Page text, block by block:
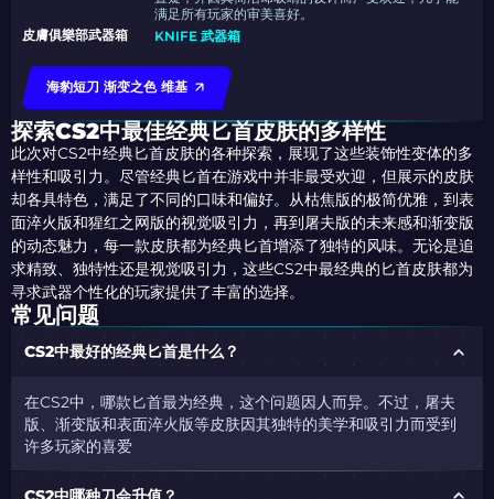
满足所有玩家的审美喜好。
皮膚俱樂部武器箱
KNIFE 武器箱
海豹短刀 渐变之色 维基
探索CS2中最佳经典匕首皮肤的多样性
此次对CS2中经典匕首皮肤的各种探索，展现了这些装饰性变体的多
样性和吸引力。尽管经典匕首在游戏中并非最受欢迎，但展示的皮肤
却各具特色，满足了不同的口味和偏好。从枯焦版的极简优雅，到表
面淬火版和猩红之网版的视觉吸引力，再到屠夫版的未来感和渐变版
的动态魅力，每一款皮肤都为经典匕首增添了独特的风味。无论是追
求精致、独特性还是视觉吸引力，这些CS2中最经典的匕首皮肤都为
寻求武器个性化的玩家提供了丰富的选择。
常见问题
CS2中最好的经典匕首是什么？
在CS2中，哪款匕首最为经典，这个问题因人而异。不过，屠夫
版、渐变版和表面淬火版等皮肤因其独特的美学和吸引力而受到
许多玩家的喜爱